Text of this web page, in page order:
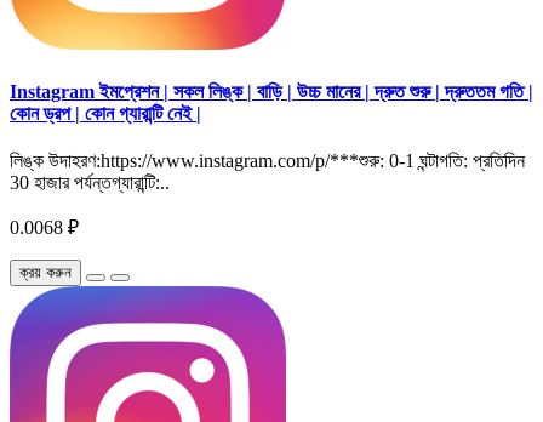
Instagram ইমপ্রেশন | সকল লিঙ্ক | বাড়ি | উচ্চ মানের | দ্রুত শুরু | দ্রুততম গতি |
কোন ড্রপ | কোন গ্যারান্টি নেই |
লিঙ্ক উদাহরণ:https://www.instagram.com/p/***শুরু: 0-1 ঘন্টাগতি: প্রতিদিন
30 হাজার পর্যন্তগ্যারান্টি:..
0.0068 ₽
ক্রয় করুন